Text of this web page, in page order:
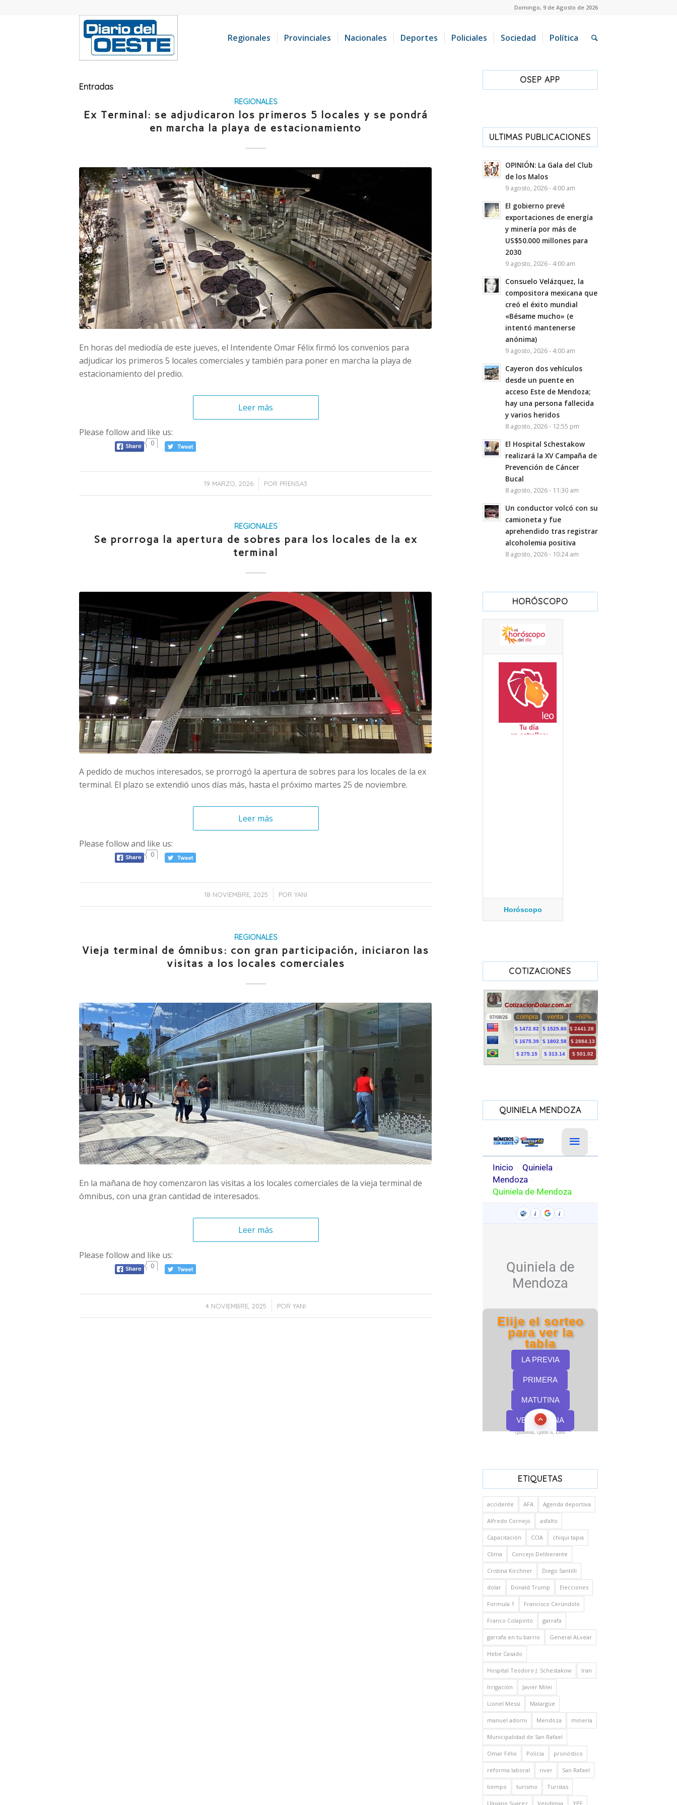
Domingo, 9 de Agosto de 2026
Regionales Provinciales Nacionales Deportes Policiales Sociedad Política
Entradas
REGIONALES
Ex Terminal: se adjudicaron los primeros 5 locales y se pondrá
en marcha la playa de estacionamiento
En horas del mediodía de este jueves, el Intendente Omar Félix firmó los convenios para
adjudicar los primeros 5 locales comerciales y también para poner en marcha la playa de
estacionamiento del predio.
Leer más
Please follow and like us:
0
19 MARZO, 2026
/ POR PRENSA3
REGIONALES
Se prorroga la apertura de sobres para los locales de la ex
terminal
A pedido de muchos interesados, se prorrogó la apertura de sobres para los locales de la ex
terminal. El plazo se extendió unos días más, hasta el próximo martes 25 de noviembre.
Leer más
Please follow and like us:
0
18 NOVIEMBRE, 2025
/ POR YANI
REGIONALES
Vieja terminal de ómnibus: con gran participación, iniciaron las
visitas a los locales comerciales
En la mañana de hoy comenzaron las visitas a los locales comerciales de la vieja terminal de
ómnibus, con una gran cantidad de interesados.
Leer más
Please follow and like us:
0
4 NOVIEMBRE, 2025
/ PORYANI
OSEP APP
ULTIMAS PUBLICACIONES
OPINIÓN: La Gala del Club
de los Malos
9 agosto, 2026 - 4:00 am
El gobierno prevé
exportaciones de energía
y minería por más de
US$50.000 millones para
2030
9 agosto, 2026 - 4:00 am
Consuelo Velázquez, la
compositora mexicana que
creó el éxito mundial
«Bésame mucho» (e
intentó mantenerse
anónima)
9 agosto, 2026 - 4:00 am
Cayeron dos vehículos
desde un puente en
acceso Este de Mendoza;
hay una persona fallecida
y varios heridos
8 agosto, 2026 - 12:55 pm
El Hospital Schestakow
realizará la XV Campaña de
Prevención de Cáncer
Bucal
8 agosto, 2026 - 11:30 am
Un conductor volcó con su
camioneta y fue
aprehendido tras registrar
alcoholemia positiva
8 agosto, 2026 - 10:24 am
HORÓSCOPO
Horóscopo
COTIZACIONES
QUINIELA MENDOZA
Quinielas, Quini 6, Loto
ETIQUETAS
accidente AFA Agenda deportiva
Alfredo Cornejo asfalto
Capacitación CCIA chiqui tapia
Clima Concejo Deliberante
Cristina Kirchner Diego Santilli
dolar Donald Trump Elecciones
Formula 1 Francisco Cerúndolo
Franco Colapinto garrafa
garrafa en tu barrio General ALvear
Hebe Casado
Hospital Teodoro J. Schestakow Iran
Irrigación Javier Milei
Lionel Messi Malargüe
manuel adorni Mendoza minería
Municipalidad de San Rafael
Omar Félix Policía pronóstico
reforma laboral river San Rafael
tiempo turismo Turistas
Ulpiano Suarez Vendimia YPF